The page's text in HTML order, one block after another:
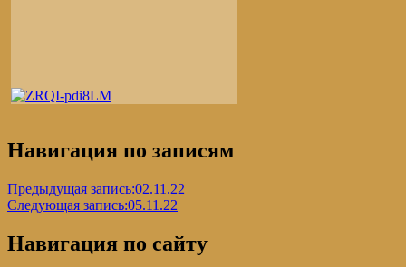
Навигация по записям
Предыдущая запись:02.11.22
Следующая запись:05.11.22
Навигация по сайту